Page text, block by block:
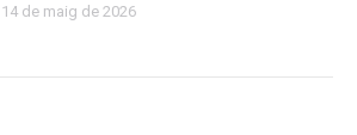
14 de maig de 2026